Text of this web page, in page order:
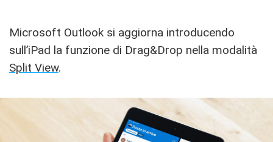
Microsoft Outlook si aggiorna introducendo
sull’iPad la funzione di Drag&Drop nella modalità
Split View.